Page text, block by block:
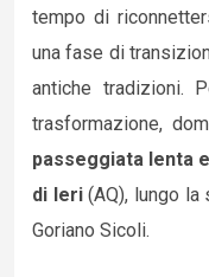
tempo di
una fase di
antiche tradizioni.
trasformazione,
passeggiata lenta
di Ieri(AQ), lungo la
Goriano Sicoli.